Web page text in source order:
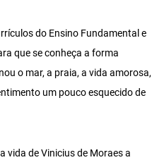
do Ensino Fundamental e
que se conheça a forma
o mar, a praia, a vida amorosa,
um pouco esquecido de
vida de Vinicius de Moraes a